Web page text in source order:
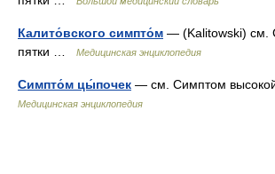
Калито́вского симпто́м — (Kalitowski) см.
пятки …
Медицинская энциклопедия
Симпто́м цы́почек — см. Симптом
Медицинская энциклопедия